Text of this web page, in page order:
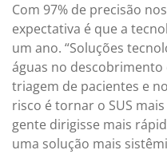
Com 97% de precisão
expectativa é que a
um ano. “Soluções
águas no
triagem de pacientes e
risco é tornar o SUS
gente dirigisse mais
uma solução mais